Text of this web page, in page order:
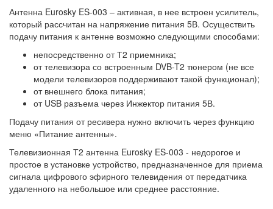
Антенна Eurosky ES-003 – активная, в нее встроен усилитель,
который рассчитан на напряжение питания 5В. Осуществить
подачу питания к антенне возможно следующими способами:
непосредственно от Т2 приемника;
от телевизора со встроенным DVB-T2 тюнером (не все
модели телевизоров поддерживают такой функционал);
от внешнего блока питания;
от USB разъема через Инжектор питания 5В.
Подачу питания от ресивера нужно включить через функцию
меню «Питание антенны».
Телевизионная Т2 антенна Eurosky ES-003 - недорогое и
простое в установке устройство, предназначенное для приема
сигнала цифрового эфирного телевидения от передатчика
удаленного на небольшое или среднее расстояние.